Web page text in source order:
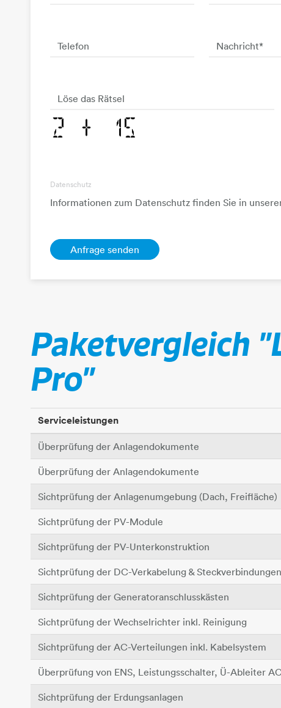
Telefon Nachricht*
Löse das Rätsel
Datenschutz
Informationen zum Datenschutz finden Sie in
Paketvergleich
Pro"
Serviceleistungen
Überprüfung der Anlagendokumente
Überprüfung der Anlagendokumente
Sichtprüfung der Anlagenumgebung (Dach, Freifläche)
Sichtprüfung der PV-Module
Sichtprüfung der PV-Unterkonstruktion
Sichtprüfung der DC-Verkabelung & Steckverbindungen
Sichtprüfung der Generatoranschlusskästen
Sichtprüfung der Wechselrichter inkl. Reinigung
Sichtprüfung der AC-Verteilungen inkl. Kabelsystem
Überprüfung von ENS, Leistungsschalter, Ü-Ableiter AC
Sichtprüfung der Erdungsanlagen